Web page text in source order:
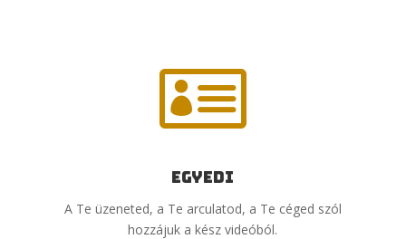

Egyedi
A Te üzeneted, a Te arculatod, a Te céged szól
hozzájuk a kész videóból.